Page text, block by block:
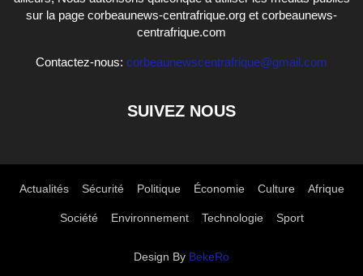
sur la page corbeaunews-centrafrique.org et corbeaunews-
centrafrique.com
Contactez-nous: corbeaunewscentrafrique@gmail.com
SUIVEZ NOUS
Actualités Sécurité Politique Économie Culture Afrique
Société Environnement Technologie Sport
Design By BekeRo